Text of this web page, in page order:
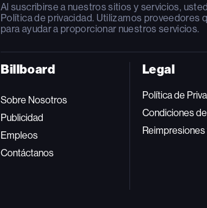
Al suscribirse a nuestros sitios y servicios,
Política de privacidad. Utilizamos proveedores
para ayudar a proporcionar nuestros servicios.
Billboard
Sobre Nosotros
Publicidad
Empleos
Contáctanos
Legal
Política de
Condiciones